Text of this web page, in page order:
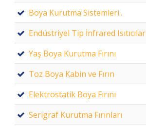
Boya Kurutma Sistemleri..
Endüstriyel Tip İnfrared Isıtıcılar
Yaş Boya Kurutma Fırını
Toz Boya Kabin ve Fırın
Elektrostatik Boya Fırını
Serigraf Kurutma Fırınları